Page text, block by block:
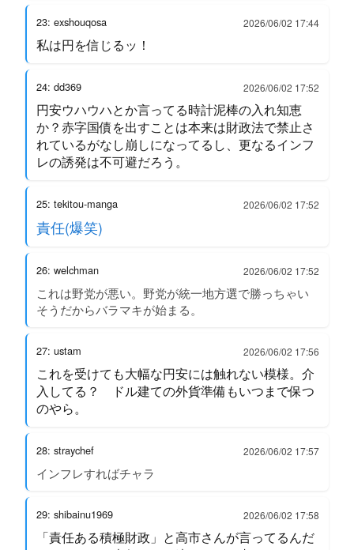
23: exshouqosa 2026/06/02 17:44
私は円を信じるッ！
24: dd369 2026/06/02 17:52
円安ウハウハとか言ってる時計泥棒の入れ知恵
か？赤字国債を出すことは本来は財政法で禁止さ
れているがなし崩しになってるし、更なるインフ
レの誘発は不可避だろう。
25: tekitou-manga 2026/06/02 17:52
責任(爆笑)
26: welchman 2026/06/02 17:52
これは野党が悪い。野党が統一地方選で勝っちゃい
そうだからバラマキが始まる。
27: ustam 2026/06/02 17:56
これを受けても大幅な円安には触れない模様。介
入してる？ ドル建ての外貨準備もいつまで保つ
のやら。
28: straychef 2026/06/02 17:57
インフレすればチャラ
29: shibainu1969 2026/06/02 17:58
「責任ある積極財政」と高市さんが言ってるんだ